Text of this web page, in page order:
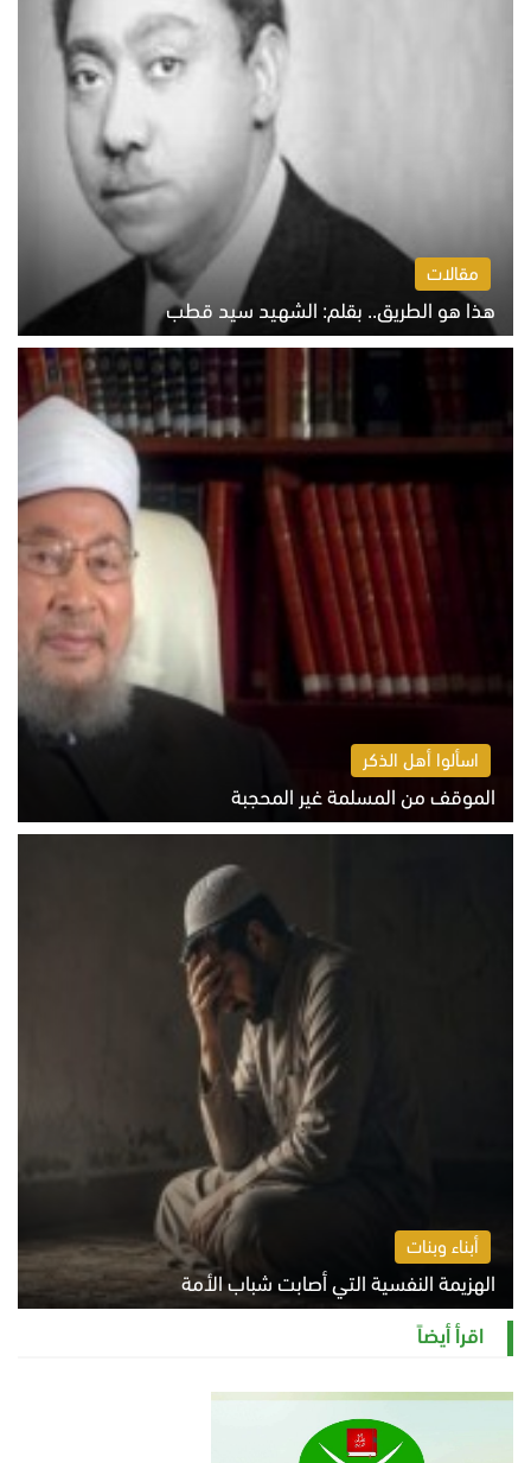
مقالات
هذا هو الطريق.. بقلم: الشهيد سيد قطب
الخميس 6 أغسطس 2026 10:52 ص
اسألوا أهل الذكر
الموقف من المسلمة غير المحجبة
الخميس 6 أغسطس 2026 10:45 ص
أبناء وبنات
الهزيمة النفسية التي أصابت شباب الأمة
الخميس 6 أغسطس 2026 11:12 ص
اقرأ أيضاً